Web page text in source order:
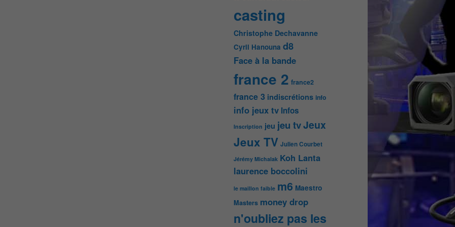
casting
Christophe Dechavanne
Cyril Hanouna d8
Face à la bande
france 2 france2
france 3 indiscrétions info
info jeux tv Infos
Inscription jeu jeu tvJeux
Jeux TV Julien Courbet
Jérémy Michalak Koh Lanta
laurence boccolini
le maillon faible m6 Maestro
Masters money drop
n'oubliez pas les